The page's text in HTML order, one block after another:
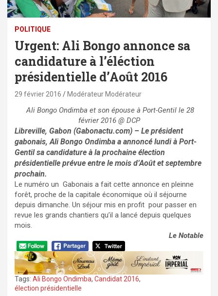
POLITIQUE
Urgent: Ali Bongo annonce sa
candidature à l’éléction
présidentielle d’Août 2016
29 février 2016 Modérateur Modérateur
Ali Bongo Ondimba et son épouse à Port-Gentil le 28
février 2016 @ DCP
Libreville, Gabon (Gabonactu.com) – Le président
gabonais, Ali Bongo Ondimba a annoncé lundi à Port-
Gentil sa candidature à la prochaine élection
présidentielle prévue entre le mois d’Août et septembre
prochain.
Le numéro un Gabonais a fait cette annonce en pleinne
forêt, proche de la capitale économique où il séjourne
depuis dimanche. Un séjour mis en profit pour passer en
revue les grands chantiers qu’il a lancé depuis quelques
mois.
Le Notable
Tags: Ali Bongo Ondimba, Candidat 2016,
élection présidentielle